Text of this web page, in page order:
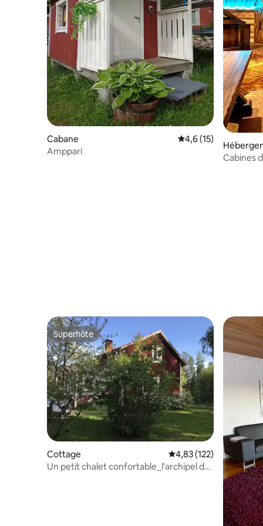
Cabane Évaluation moyenne
4,6 (15)
Amppari
Cabines
Superhôte
Superhôte
Cottage Évaluation moyenne
4,83 (122)
Un petit chalet confortable_l'archipel de